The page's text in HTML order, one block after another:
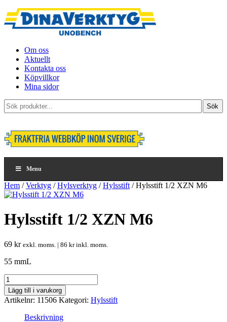
Om oss
Aktuellt
Kontakta oss
Köpvillkor
Mina sidor
Sök
produkter...
Sök
Menu
Hem /Verktyg /Hylsverktyg /Hylsstift / Hylsstift 1/2 XZN M6
Hylsstift 1/2 XZN M6
69 kr exkl. moms. | 86 krinkl. moms.
55 mmL
Hylsstift
1/2
XZN
M6
mängd
Lägg till i varukorg
Artikelnr: 11506 Kategori: Hylsstift
Beskrivning